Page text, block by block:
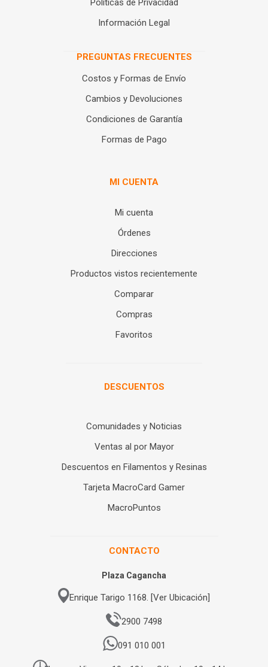
Políticas de Privacidad
Información Legal
PREGUNTAS FRECUENTES
Costos y Formas de Envío
Cambios y Devoluciones
Condiciones de Garantía
Formas de Pago
MI CUENTA
Mi cuenta
Órdenes
Direcciones
Productos vistos recientemente
Comparar
Compras
Favoritos
DESCUENTOS
Comunidades y Noticias
Ventas al por Mayor
Descuentos en Filamentos y Resinas
Tarjeta MacroCard Gamer
MacroPuntos
CONTACTO
Plaza Cagancha
Enrique Tarigo 1168. [Ver Ubicación]
2900 7498
091 010 001